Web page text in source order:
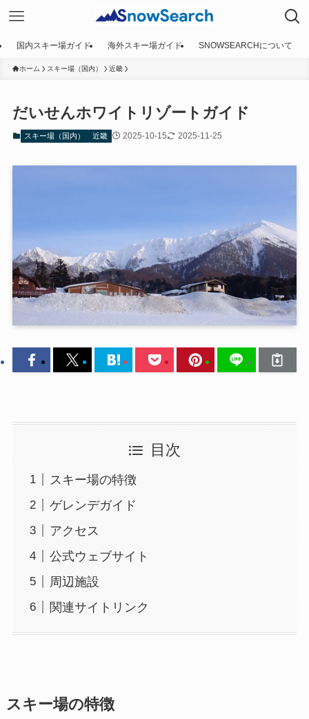
国内スキー場ガイド 海外スキー場ガイド SNOWSEARCHについて
ホーム スキー場（国内） 近畿
だいせんホワイトリゾートガイド
スキー場（国内） 近畿 2025-10-15 2025-11-25
目次
スキー場の特徴
ゲレンデガイド
アクセス
公式ウェブサイト
周辺施設
関連サイトリンク
スキー場の特徴